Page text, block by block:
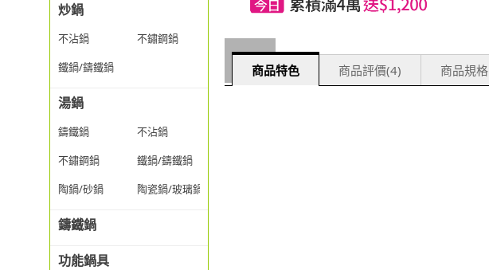
炒鍋
不沾鍋
不鏽鋼鍋
鐵鍋/鑄鐵鍋
湯鍋
鑄鐵鍋
不沾鍋
不鏽鋼鍋
鐵鍋/鑄鐵鍋
陶鍋/砂鍋
陶瓷鍋/玻璃鍋/透明鍋
鑄鐵鍋
功能鍋具
商品特色 商品評價(4) 商品規格